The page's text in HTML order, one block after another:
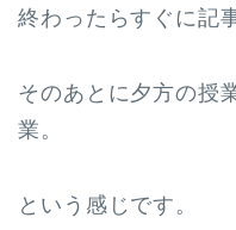
終わったらすぐに記
そのあとに夕方の授
業。
という感じです。